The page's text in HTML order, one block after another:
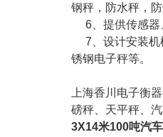
钢秤，防水秤，
6、提供传感器
7、设计安装机
锈钢电子秤等。
上海香川电子衡
磅秤、天平秤、
3X14米100吨汽